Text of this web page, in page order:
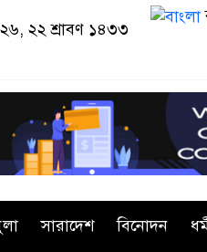
২২ শ্রাবণ ১৪৩৩
সারাদেশ বিনোদন